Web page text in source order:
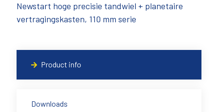
Newstart hoge precisie tandwiel + planetaire
vertragingskasten, 110 mm serie
Product info
Downloads